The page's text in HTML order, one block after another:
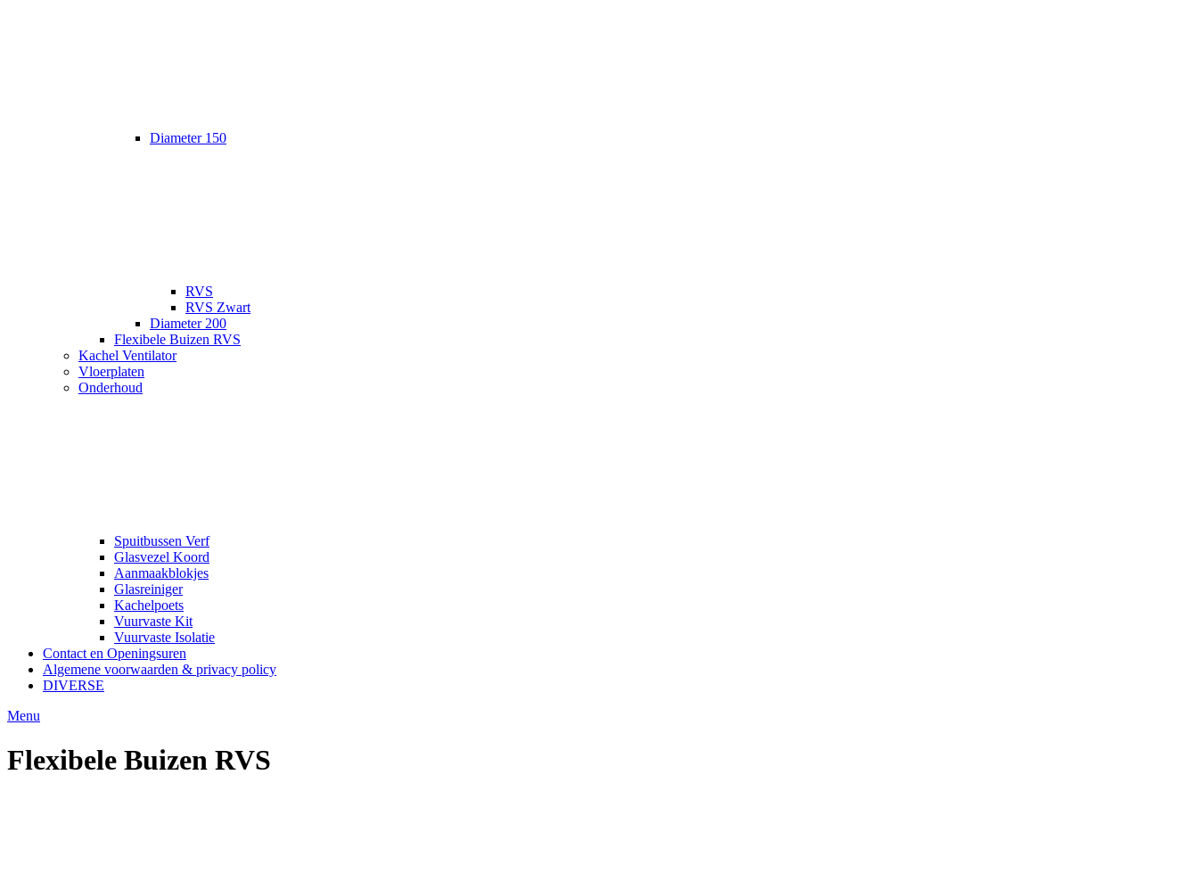
Diameter 150
RVS
RVS Zwart
Diameter 200
Flexibele Buizen RVS
Kachel Ventilator
Vloerplaten
Onderhoud
Spuitbussen Verf
Glasvezel Koord
Aanmaakblokjes
Glasreiniger
Kachelpoets
Vuurvaste Kit
Vuurvaste Isolatie
Contact en Openingsuren
Algemene voorwaarden & privacy policy
DIVERSE
Menu
Flexibele Buizen RVS